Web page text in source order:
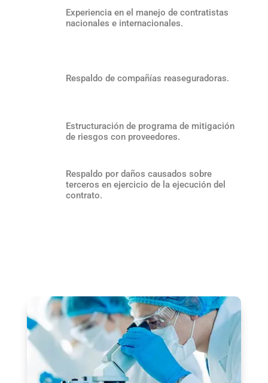
Experiencia en el manejo de contratistas
nacionales e internacionales.
Respaldo de compañías reaseguradoras.
Estructuración de programa de mitigación
de riesgos con proveedores.
Respaldo por daños causados sobre
terceros en ejercicio de la ejecución del
contrato.